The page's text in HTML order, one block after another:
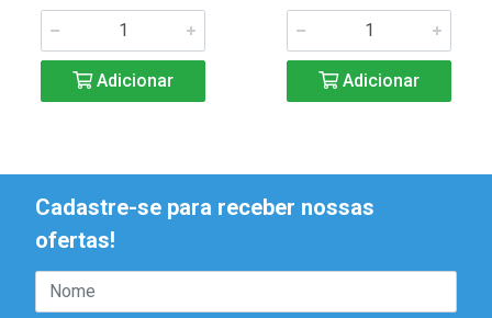
Adicionar Adicionar
Cadastre-se para receber nossas
ofertas!